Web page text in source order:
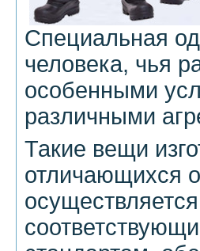
Специальная
человека, чья
особенными
различными
Такие вещи
отличающихся